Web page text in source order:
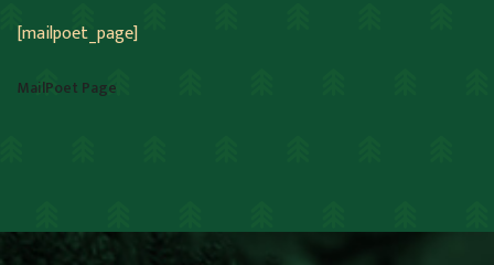
[mailpoet_page]
MailPoet Page